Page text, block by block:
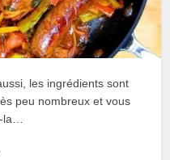
les ingrédients sont
peu nombreux et vous